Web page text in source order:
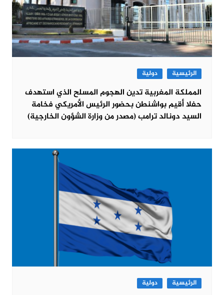
الرئيسية دولية
المملكة المغربية تدين الهجوم المسلح الذي استهدف
حفلا أقيم بواشنطن بحضور الرئيس الأمريكي فخامة
السيد دونالد ترامب (مصدر من وزارة الشؤون الخارجية)
الرئيسية دولية